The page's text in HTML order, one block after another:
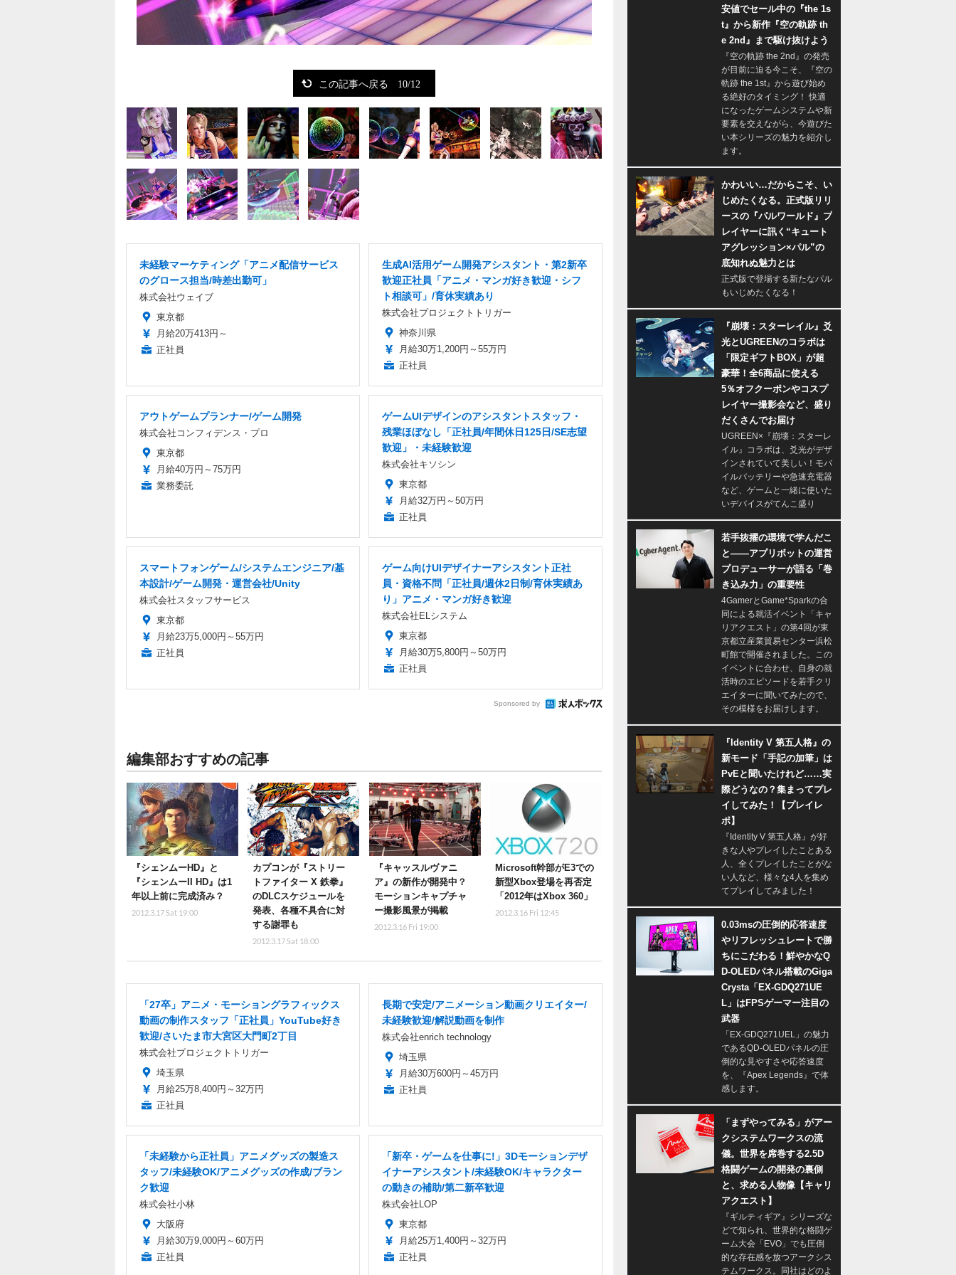
この記事へ戻る 10/12
未経験マーケティング「アニメ配信サービス
のグロース担当/時差出勤可」
株式会社ウェイブ
東京都
月給20万413円～
正社員
生成AI活用ゲーム開発アシスタント・第2新卒
歓迎正社員「アニメ・マンガ好き歓迎・シフ
ト相談可」/育休実績あり
株式会社プロジェクトトリガー
神奈川県
月給30万1,200円～55万円
正社員
アウトゲームプランナー/ゲーム開発
株式会社コンフィデンス・プロ
東京都
月給40万円～75万円
業務委託
ゲームUIデザインのアシスタントスタッフ・
残業ほぼなし「正社員/年間休日125日/SE志望
歓迎」・未経験歓迎
株式会社キソシン
東京都
月給32万円～50万円
正社員
スマートフォンゲーム/システムエンジニア/基
本設計/ゲーム開発・運営会社/Unity
株式会社スタッフサービス
東京都
月給23万5,000円～55万円
正社員
ゲーム向けUIデザイナーアシスタント正社
員・資格不問「正社員/週休2日制/育休実績あ
り」アニメ・マンガ好き歓迎
株式会社ELシステム
東京都
月給30万5,800円～50万円
正社員
Sponsored by
編集部おすすめの記事
『シェンムーHD』と
『シェンムーII HD』は1
年以上前に完成済み？
2012.3.17 Sat 19:00
カプコンが『ストリー
トファイター X 鉄拳』
のDLCスケジュールを
発表、各種不具合に対
する謝罪も
2012.3.17 Sat 18:00
『キャッスルヴァニ
ア』の新作が開発中？
モーションキャプチャ
ー撮影風景が掲載
2012.3.16 Fri 19:00
Microsoft幹部がE3での
新型Xbox登場を再否定
「2012年はXbox 360」
2012.3.16 Fri 12:45
「27卒」アニメ・モーショングラフィックス
動画の制作スタッフ「正社員」YouTube好き
歓迎/さいたま市大宮区大門町2丁目
株式会社プロジェクトトリガー
埼玉県
月給25万8,400円～32万円
正社員
長期で安定/アニメーション動画クリエイター/
未経験歓迎/解説動画を制作
株式会社enrich technology
埼玉県
月給30万600円～45万円
正社員
「未経験から正社員」アニメグッズの製造ス
タッフ/未経験OK/アニメグッズの作成/ブラン
ク歓迎
株式会社小林
大阪府
月給30万9,000円～60万円
正社員
「新卒・ゲームを仕事に!」3Dモーションデザ
イナーアシスタント/未経験OK/キャラクター
の動きの補助/第二新卒歓迎
株式会社LOP
東京都
月給25万1,400円～32万円
正社員
安値でセール中の『the 1s
t』から新作『空の軌跡 th
e 2nd』まで駆け抜けよう
『空の軌跡 the 2nd』の発売
が目前に迫る今こそ、『空の
軌跡 the 1st』から遊び始め
る絶好のタイミング！ 快適
になったゲームシステムや新
要素を交えながら、今遊びた
い本シリーズの魅力を紹介し
ます。
かわいい…だからこそ、い
じめたくなる。正式版リリ
ースの『パルワールド』プ
レイヤーに訊く“キュート
アグレッション×パル”の
底知れぬ魅力とは
正式版で登場する新たなパル
もいじめたくなる！
『崩壊：スターレイル』爻
光とUGREENのコラボは
「限定ギフトBOX」が超
豪華！全6商品に使える
5％オフクーポンやコスプ
レイヤー撮影会など、盛り
だくさんでお届け
UGREEN×『崩壊：スターレ
イル』コラボは、爻光がデザ
インされていて美しい！モバ
イルバッテリーや急速充電器
など、ゲームと一緒に使いた
いデバイスがてんこ盛り
若手抜擢の環境で学んだこ
と――アプリボットの運営
プロデューサーが語る「巻
き込み力」の重要性
4GamerとGame*Sparkの合
同による就活イベント「キャ
リアクエスト」の第4回が東
京都立産業貿易センター浜松
町館で開催されました。この
イベントに合わせ、自身の就
活時のエピソードを若手クリ
エイターに聞いてみたので、
その模様をお届けします。
『Identity V 第五人格』の
新モード「手記の加筆」は
PvEと聞いたけれど……実
際どうなの？集まってプレ
イしてみた！【プレイレ
ポ】
『Identity V 第五人格』が好
きな人やプレイしたことある
人、全くプレイしたことがな
い人など、様々な4人を集め
てプレイしてみました！
0.03msの圧倒的応答速度
やリフレッシュレートで勝
ちにこだわる！鮮やかなQ
D-OLEDパネル搭載のGiga
Crysta「EX-GDQ271UE
L」はFPSゲーマー注目の
武器
「EX-GDQ271UEL」の魅力
であるQD-OLEDパネルの圧
倒的な見やすさや応答速度
を、『Apex Legends』で体
感します。
「まずやってみる」がアー
クシステムワークスの流
儀。世界を席巻する2.5D
格闘ゲームの開発の裏側
と、求める人物像【キャリ
アクエスト】
『ギルティギア』シリーズな
どで知られ、世界的な格闘ゲ
ーム大会「EVO」でも圧倒
的な存在感を放つアークシス
テムワークス。同社はどのよ